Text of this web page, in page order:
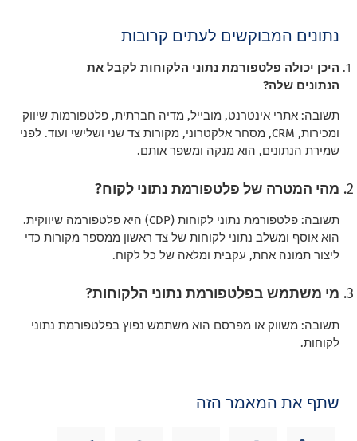
נתונים המבוקשים לעתים קרובות
היכן יכולה פלטפורמת נתוני הלקוחות לקבל את
הנתונים שלה?
תשובה: אתרי אינטרנט, מובייל, מדיה חברתית, פלטפורמות שיווק
ומכירות, CRM, מסחר אלקטרוני, מקורות צד שני ושלישי ועוד. לפני
שמירת הנתונים, הוא מנקה ומשפר אותם.
מהי המטרה של פלטפורמת נתוני לקוח?
תשובה: פלטפורמת נתוני לקוחות (CDP) היא פלטפורמה שיווקית.
הוא אוסף ומשלב נתוני לקוחות של צד ראשון ממספר מקורות כדי
ליצור תמונה אחת, עקבית ומלאה של כל לקוח.
מי משתמש בפלטפורמת נתוני הלקוחות?
תשובה: משווק או מפרסם הוא משתמש נפוץ בפלטפורמת נתוני
לקוחות.
שתף את המאמר הזה